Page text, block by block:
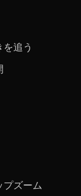
追う
プズーム